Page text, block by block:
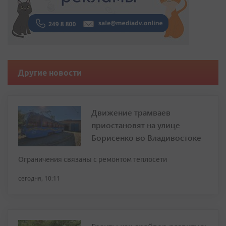
Другие новости
Движение трамваев
приостановят на улице
Борисенко во Владивостоке
Ограничения связаны с ремонтом теплосети
сегодня, 10:11